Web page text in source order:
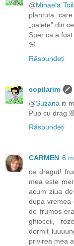
@Mihaela
plantuta
„palete” din
Sper ca a
🌸
Răspundeți
copilarim
@Suzana iti
Pup cu drag
Răspundeți
CARMEN 6
ce dragut!
mea este
acum ziua
dupa vremea
de frumos
ghioceii,
dormit
privirea mea